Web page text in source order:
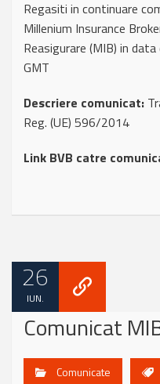
Regasiti in continuare
Millenium Insurance
Reasigurare (MIB) in
GMT
Descriere comunicat:
Reg. (UE) 596/2014
Link BVB catre
26
IUN.
Comunicat
Comunicate